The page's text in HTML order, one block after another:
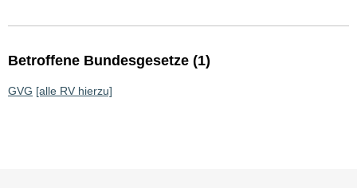
Betroffene Bundesgesetze (1)
GVG [alle RV hierzu]